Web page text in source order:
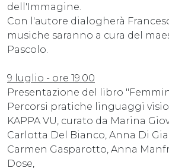
dell'Immagine.
Con l'autore dialogherà
musiche saranno a cura del
Pascolo.
9 luglio - ore 19.00
Presentazione del libro
Percorsi pratiche linguaggi
KAPPA VU, curato da Marina
Carlotta Del Bianco, Anna Di
Carmen Gasparotto, Anna
Dose,